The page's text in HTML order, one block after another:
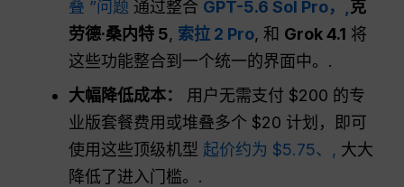
叠 ”问题 通过整合 GPT-5.6 Sol Pro，, 克
劳德·桑内特 5, 索拉 2 Pro, 和 Grok 4.1 将
这些功能整合到一个统一的界面中。.
大幅降低成本：
用户无需支付 $200 的专
业版套餐费用或堆叠多个 $20 计划，即可
使用这些顶级机型 起价约为 $5.75、, 大大
降低了进入门槛。.